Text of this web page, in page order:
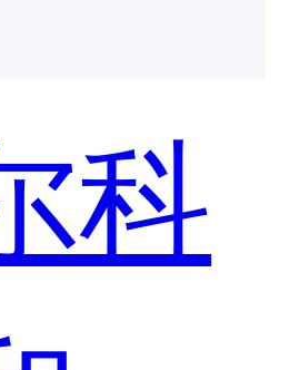
科